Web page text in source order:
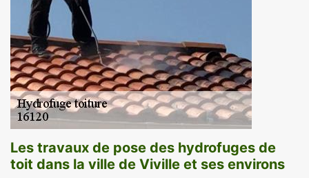
Les travaux de pose des hydrofuges de
toit dans la ville de Viville et ses environs